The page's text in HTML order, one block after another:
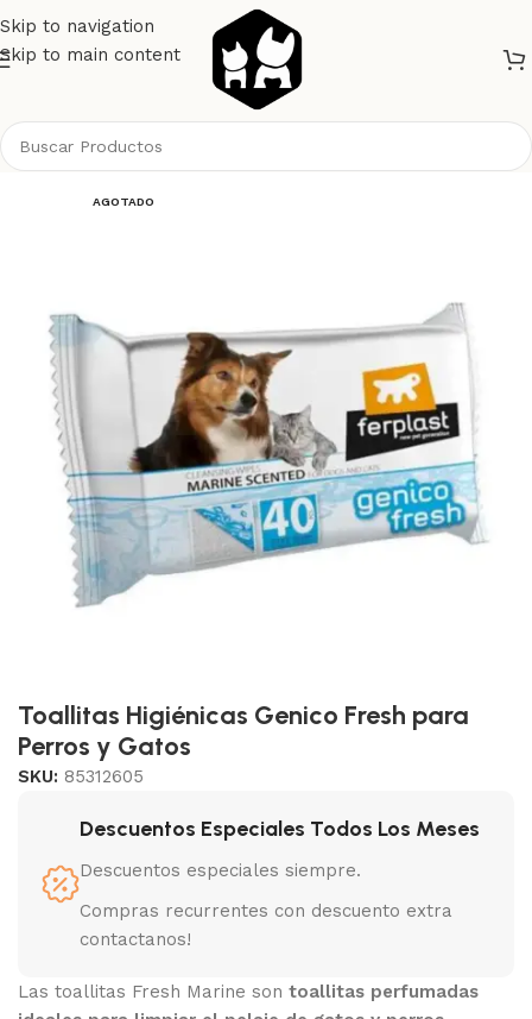
Skip to navigation
Skip to main content
AGOTADO
Toallitas Higiénicas Genico Fresh para
Perros y Gatos
SKU: 85312605
Descuentos Especiales Todos Los Meses
Descuentos especiales siempre.
Compras recurrentes con descuento extra
contactanos!
Las toallitas Fresh Marine son toallitas perfumadas